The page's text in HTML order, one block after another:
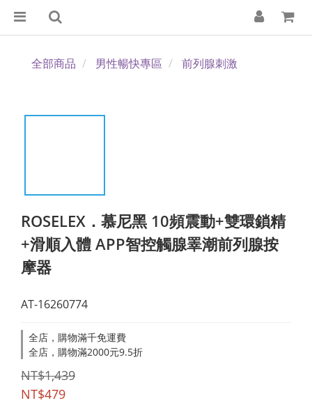
全部商品 男性暢快專區 前列腺刺激
ROSELEX．慕尼黑 10頻震動+雙環鎖精
+滑順入體 APP智控觸腺睪潮前列腺按
摩器
AT-16260774
全店，購物滿千免運費
全店，購物滿2000元9.5折
NT$1,439
NT$479